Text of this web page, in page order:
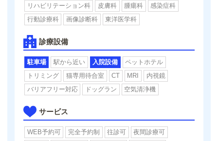
リハビリテーション科
皮膚科 腫瘍科
感染症科
行動診療科
画像診断科 東洋医学科
診療設備
駐車場 駅から近い 入院設備
ペットホテル
トリミング
猫専用待合室 CT MRI
内視鏡
バリアフリー対応
ドッグラン 空気清浄機
サービス
WEB予約可 完全予約制 往診可
夜間診療可